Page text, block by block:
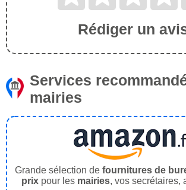
Rédiger un
Services
mairies
Grande sélection de fournitures de
prix pour les mairies, vos secrétaires,